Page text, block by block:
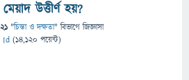
উত্তীর্ণ হয়?
"চিন্তা ও দক্ষতা" বিভাগে জিজ্ঞাসা
Id (14,120 পয়েন্ট)